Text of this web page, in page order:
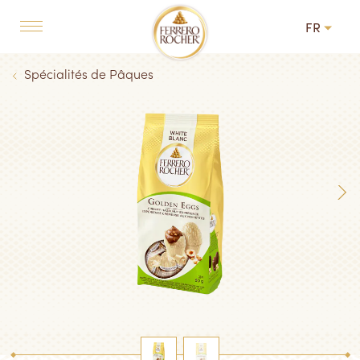
FR
MAIN NAVIGATION
Breadcrumb
Spécialités de Pâques
Next